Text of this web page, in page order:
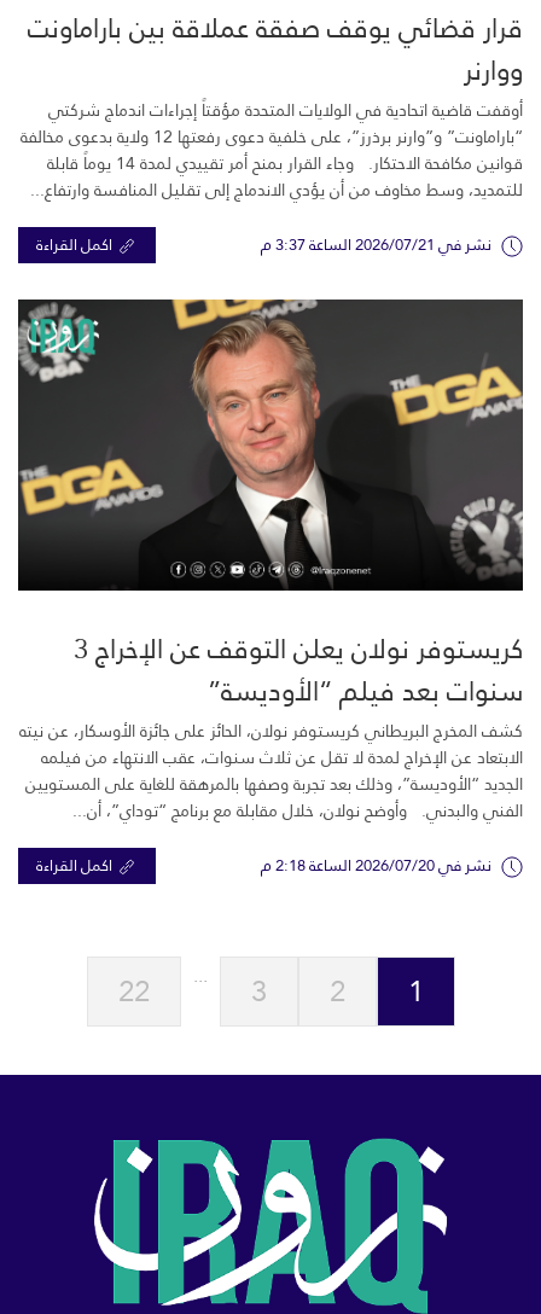
قرار قضائي يوقف صفقة عملاقة بين باراماونت
ووارنر
أوقفت قاضية اتحادية في الولايات المتحدة مؤقتاً إجراءات اندماج شركتي
“باراماونت” و”وارنر برذرز”، على خلفية دعوى رفعتها 12 ولاية بدعوى مخالفة
قوانين مكافحة الاحتكار. وجاء القرار بمنح أمر تقييدي لمدة 14 يوماً قابلة
للتمديد، وسط مخاوف من أن يؤدي الاندماج إلى تقليل المنافسة وارتفاع...
نشر في 2026/07/21 الساعة 3:37 م اكمل القراءة
كريستوفر نولان يعلن التوقف عن الإخراج 3
سنوات بعد فيلم “الأوديسة”
كشف المخرج البريطاني كريستوفر نولان، الحائز على جائزة الأوسكار، عن نيته
الابتعاد عن الإخراج لمدة لا تقل عن ثلاث سنوات، عقب الانتهاء من فيلمه
الجديد “الأوديسة”، وذلك بعد تجربة وصفها بالمرهقة للغاية على المستويين
الفني والبدني. وأوضح نولان، خلال مقابلة مع برنامج “توداي”، أن...
نشر في 2026/07/20 الساعة 2:18 م اكمل القراءة
1
2
3
...
22